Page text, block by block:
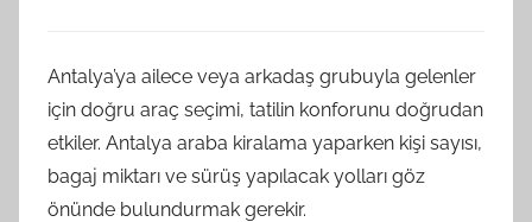
Antalya’ya ailece veya arkadaş grubuyla gelenler
için doğru araç seçimi, tatilin konforunu doğrudan
etkiler. Antalya araba kiralama yaparken kişi sayısı,
bagaj miktarı ve sürüş yapılacak yolları göz
önünde bulundurmak gerekir.